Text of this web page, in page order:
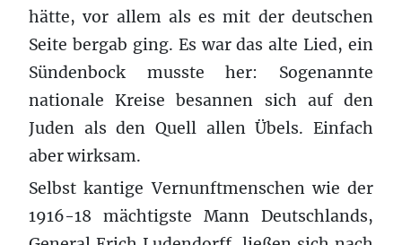
hätte, vor allem als es mit der deutschen
Seite bergab ging. Es war das alte Lied, ein
Sündenbock musste her: Sogenannte
nationale Kreise besannen sich auf den
Juden als den Quell allen Übels. Einfach
aber wirksam.
Selbst kantige Vernunftmenschen wie der
1916-18 mächtigste Mann Deutschlands,